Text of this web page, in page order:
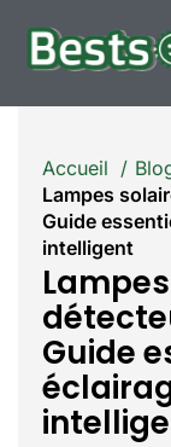
Accueil
Lampes
Guide
intelligent
Guide